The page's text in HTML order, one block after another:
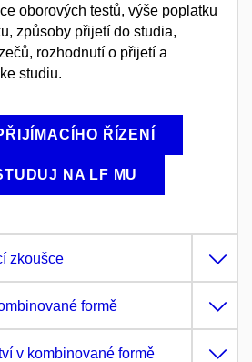
oborových testů, výše poplatku
způsoby přijetí do studia,
rozhodnutí o přijetí a
studiu.
ŘÍZENÍ
NA LF MU
zkoušce
formě
v kombinované formě